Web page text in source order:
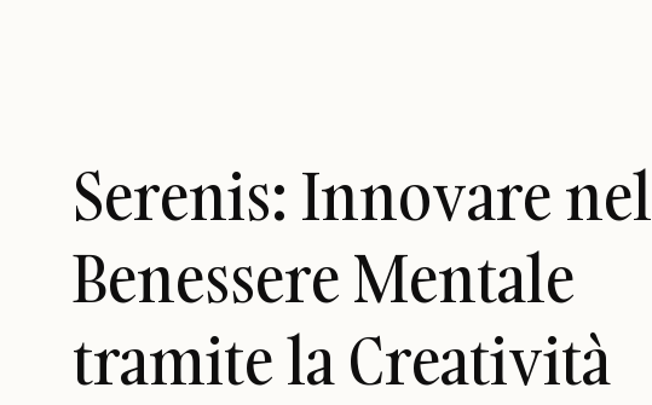
Serenis: Innovare nel
Benessere Mentale
tramite la Creatività